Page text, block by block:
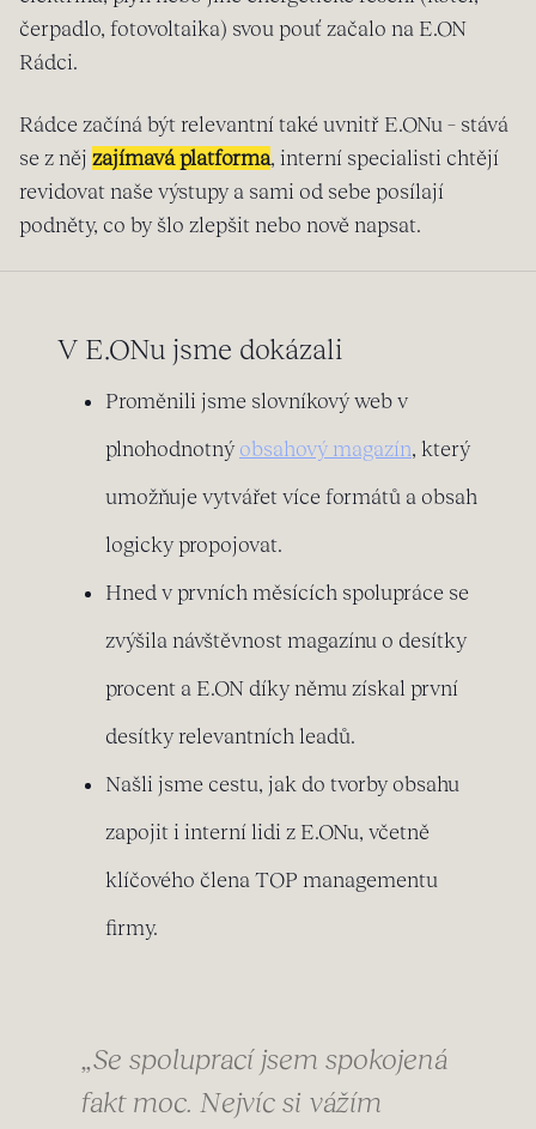
čerpadlo, fotovoltaika) svou pouť začalo na E.ON
Rádci.
Rádce začíná být relevantní také uvnitř E.ONu – stává
se z něj zajímavá platforma, interní specialisti chtějí
revidovat naše výstupy a sami od sebe posílají
podněty, co by šlo zlepšit nebo nově napsat.
V E.ONu jsme dokázali
Proměnili jsme slovníkový web v
plnohodnotný obsahový magazín, který
umožňuje vytvářet více formátů a obsah
logicky propojovat.
Hned v prvních měsících spolupráce se
zvýšila návštěvnost magazínu o desítky
procent a E.ON díky němu získal první
desítky relevantních leadů.
Našli jsme cestu, jak do tvorby obsahu
zapojit i interní lidi z E.ONu, včetně
klíčového člena TOP managementu
firmy.
„Se spoluprací jsem spokojená
fakt moc. Nejvíc si vážím